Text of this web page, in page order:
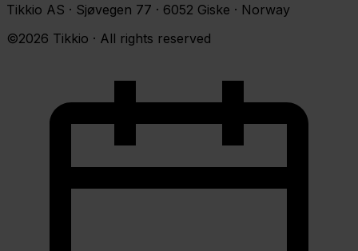
Tikkio AS · Sjøvegen 77 · 6052 Giske · Norway
©2026 Tikkio · All rights reserved